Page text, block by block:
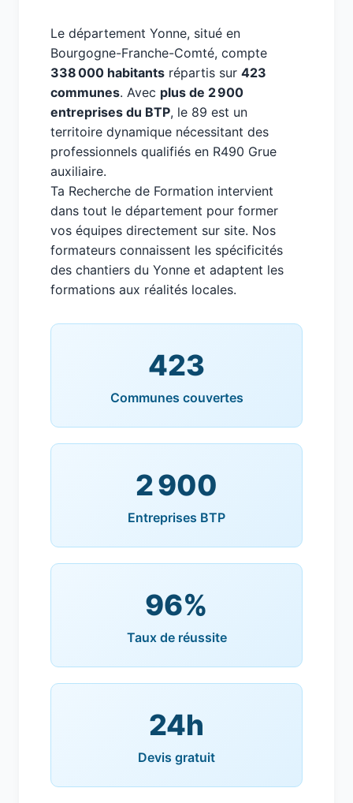
Le département Yonne, situé en
Bourgogne-Franche-Comté, compte
338 000 habitants répartis sur 423
communes. Avec plus de 2 900
entreprises du BTP, le 89 est un
territoire dynamique nécessitant des
professionnels qualifiés en R490 Grue
auxiliaire.
Ta Recherche de Formation intervient
dans tout le département pour former
vos équipes directement sur site. Nos
formateurs connaissent les spécificités
des chantiers du Yonne et adaptent les
formations aux réalités locales.
423
Communes couvertes
2 900
Entreprises BTP
96%
Taux de réussite
24h
Devis gratuit